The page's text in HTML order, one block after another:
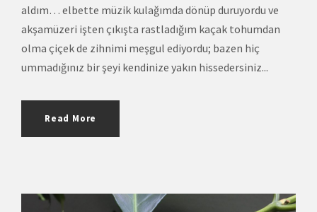
aldım… elbette müzik kulağımda dönüp duruyordu ve
akşamüzeri işten çıkışta rastladığım kaçak tohumdan
olma çiçek de zihnimi meşgul ediyordu; bazen hiç
ummadığınız bir şeyi kendinize yakın hissedersiniz...
Read More